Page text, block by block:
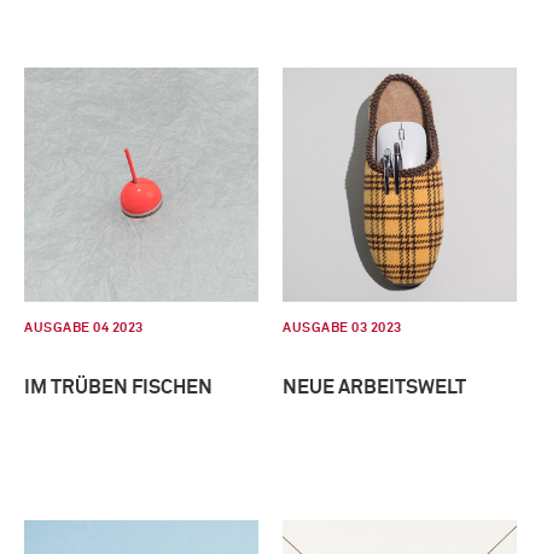
AUSGABE 04 2023
IM TRÜBEN FISCHEN
AUSGABE 03 2023
NEUE ARBEITSWELT